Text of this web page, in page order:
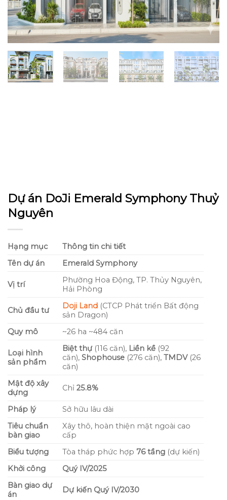
Dự án DoJi Emerald Symphony Thuỷ
Nguyên
Hạng mục
Thông tin chi tiết
Tên dự án
Emerald Symphony
Vị trí
Phường Hoa Động, TP. Thủy Nguyên,
Hải Phòng
Chủ đầu tư Doji Land (CTCP Phát triển Bất động
sản Dragon)
Quy mô
~26 ha ~484 căn
Loại hình
sản phẩm
Biệt thự (116 căn), Liền kề (92
căn),Shophouse (276 căn),TMDV(26
căn)
Mật độ xây
dựng
Chỉ25.8%
Pháp lý
Sở hữu lâu dài
Tiêu chuẩn
bàn giao
Xây thô, hoàn thiện mặt ngoài cao
cấp
Biểu tượng
Tòa tháp phức hợp 76 tầng (dự kiến)
Khởi công
Quý IV/2025
Bàn giao dự
án
Dự kiến Quý IV/2030